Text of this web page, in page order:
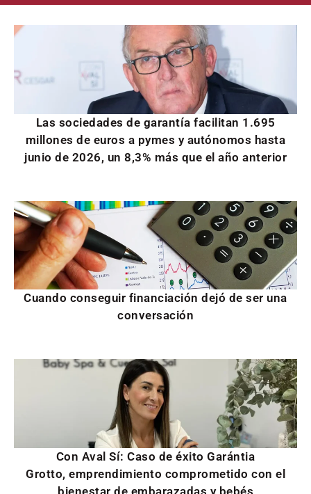
Las sociedades de garantía facilitan 1.695
millones de euros a pymes y autónomos hasta
junio de 2026, un 8,3% más que el año anterior
Cuando conseguir financiación dejó de ser una
conversación
Con Aval Sí: Caso de éxito Garántia
Grotto, emprendimiento comprometido con el
bienestar de embarazadas y bebés